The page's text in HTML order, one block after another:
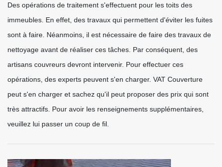
Des opérations de traitement s'effectuent pour les toits des
immeubles. En effet, des travaux qui permettent d'éviter les fuites
sont à faire. Néanmoins, il est nécessaire de faire des travaux de
nettoyage avant de réaliser ces tâches. Par conséquent, des
artisans couvreurs devront intervenir. Pour effectuer ces
opérations, des experts peuvent s'en charger. VAT Couverture
peut s'en charger et sachez qu'il peut proposer des prix qui sont
très attractifs. Pour avoir les renseignements supplémentaires,
veuillez lui passer un coup de fil.